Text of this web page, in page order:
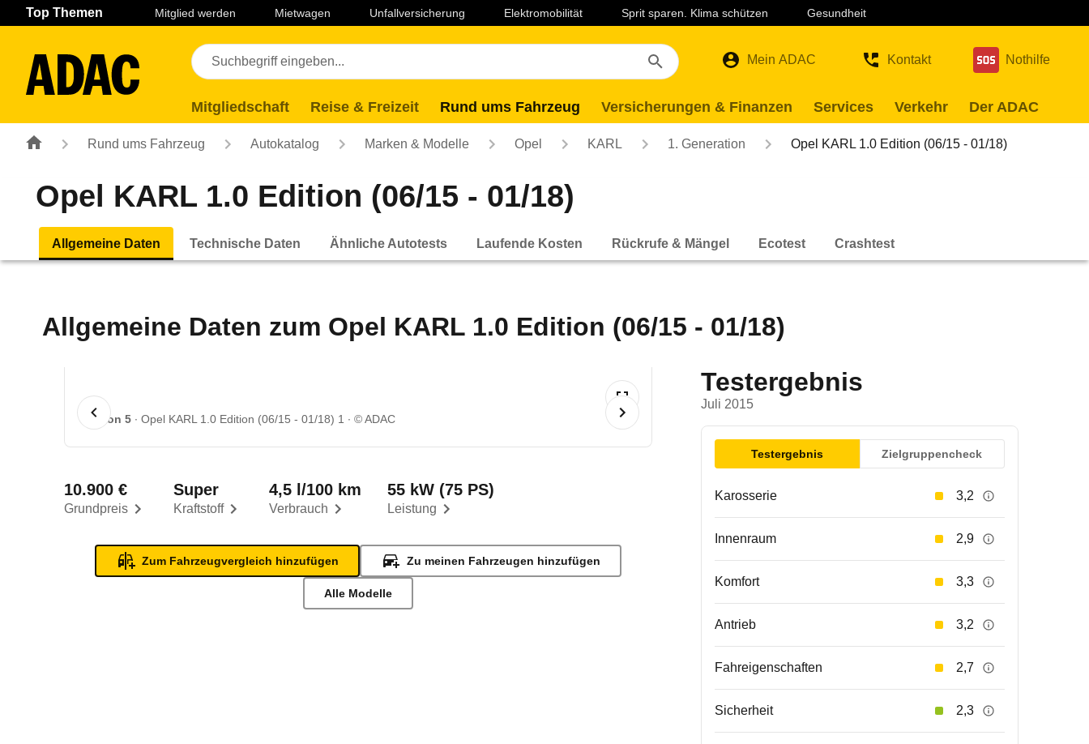
Navigation Seiteninhalt Fußzeile
Top Themen Mitglied werden Mietwagen Unfallversicherung Elektromobilität Sprit sparen. Klima schützen Gesundheit
Mein ADAC Kontakt Nothilfe
Mitgliedschaft Reise & Freizeit Rund ums Fahrzeug Versicherungen & Finanzen Services Verkehr Der ADAC
Rund ums Fahrzeug Autokatalog Marken & Modelle Opel KARL 1. Generation Opel KARL 1.0 Edition (06/15 - 01/18)
Opel KARL 1.0 Edition (06/15 - 01/18)
Allgemeine Daten Technische Daten Ähnliche Autotests Laufende Kosten Rückrufe & Mängel Ecotest Crashtest
Allgemeine Daten zum Opel KARL 1.0 Edition (06/15 - 01/18)
1 von 5 Opel KARL 1.0 Edition (06/15 - 01/18) 1 © ADAC
Grundpreis
10.900 €
Kraftstoff
Super
Verbrauch
4,5 l/100 km
Leistung
55 kW (75 PS)
Zum Fahrzeugvergleich hinzufügen Zu meinen Fahrzeugen hinzufügen
Alle Modelle
Testergebnis
Juli 2015
Testergebnis Zielgruppencheck
Karosserie 3,2
Innenraum 2,9
Komfort 3,3
Antrieb 3,2
Fahreigenschaften 2,7
Sicherheit 2,3